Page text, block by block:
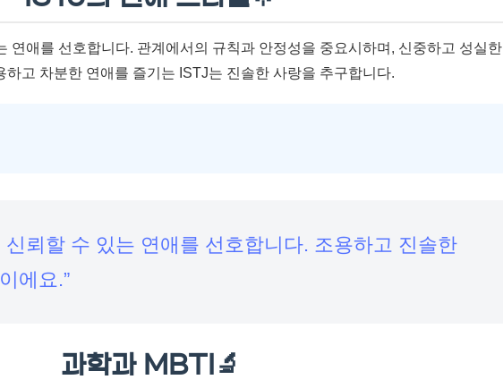
연애를 선호합니다. 관계에서의 규칙과 안정성을 중요시하며, 신중하고 성실한
하고 차분한 연애를 즐기는 ISTJ는 진솔한 사랑을 추구합니다.
신뢰할 수 있는 연애를 선호합니다. 조용하고 진솔한
에요.”
과학과 MBTI🔬